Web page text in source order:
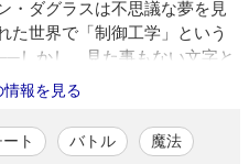
・ダグラスは不思議な夢を見
世界で「制御工学」という
しかし、見た事もない文字と
として理解できたエヴァン
る超絶技巧「制御魔法」とし
フィナとともに出奔した彼
命と対峙する道を選ぶ。
報を見る
ト バトル 魔法